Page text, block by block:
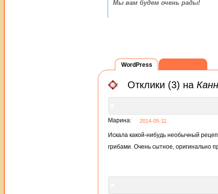
Мы вам будем очень рады!
WordPress
Отклики (3) на
Марина: 2014-05-11
Искала какой-нибудь необычный
грибами. Очень сытное, оригинально